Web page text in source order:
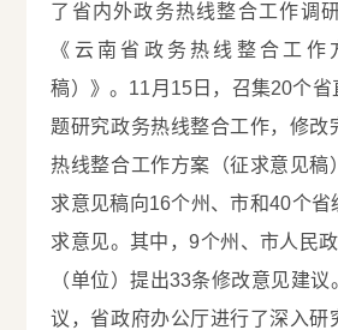
了省内外政务热线整合工作调
《云南省政务热线整合工作
稿）》。11月15日，召集20个省
题研究政务热线整合工作，修改
热线整合工作方案（征求意见稿
求意见稿向16个州、市和40个省
求意见。其中，9个州、市人民
（单位）提出33条修改意见建
议，省政府办公厅进行了深入研